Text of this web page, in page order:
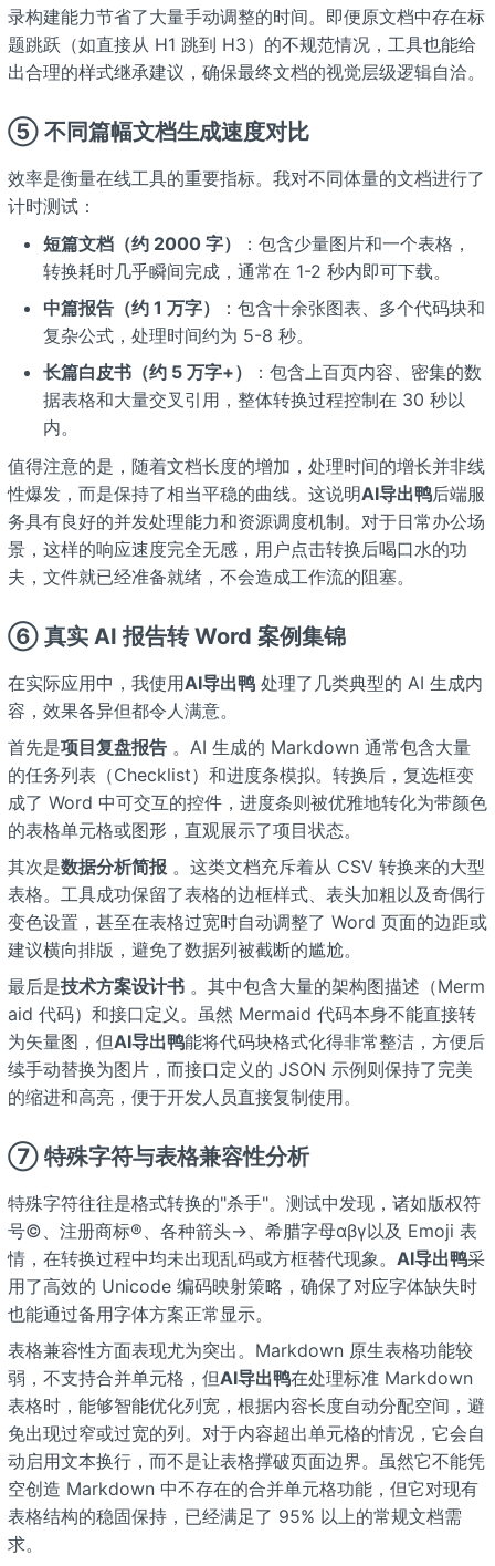
录构建能力节省了大量手动调整的时间。即便原文档中存在标
题跳跃（如直接从 H1 跳到 H3）的不规范情况，工具也能给
出合理的样式继承建议，确保最终文档的视觉层级逻辑自洽。
⑤ 不同篇幅文档生成速度对比
效率是衡量在线工具的重要指标。我对不同体量的文档进行了
计时测试：
短篇文档（约 2000 字）
：包含少量图片和一个表格，
转换耗时几乎瞬间完成，通常在 1-2 秒内即可下载。
中篇报告（约 1 万字）
：包含十余张图表、多个代码块和
复杂公式，处理时间约为 5-8 秒。
长篇白皮书（约 5 万字+）
：包含上百页内容、密集的数
据表格和大量交叉引用，整体转换过程控制在 30 秒以
内。
值得注意的是，随着文档长度的增加，处理时间的增长并非线
性爆发，而是保持了相当平稳的曲线。这说明AI导出鸭后端服
务具有良好的并发处理能力和资源调度机制。对于日常办公场
景，这样的响应速度完全无感，用户点击转换后喝口水的功
夫，文件就已经准备就绪，不会造成工作流的阻塞。
⑥ 真实 AI 报告转 Word 案例集锦
在实际应用中，我使用AI导出鸭处理了几类典型的 AI 生成内
容，效果各异但都令人满意。
首先是项目复盘报告。AI 生成的 Markdown 通常包含大量
的任务列表（Checklist）和进度条模拟。转换后，复选框变
成了 Word 中可交互的控件，进度条则被优雅地转化为带颜色
的表格单元格或图形，直观展示了项目状态。
其次是数据分析简报。这类文档充斥着从 CSV 转换来的大型
表格。工具成功保留了表格的边框样式、表头加粗以及奇偶行
变色设置，甚至在表格过宽时自动调整了 Word 页面的边距或
建议横向排版，避免了数据列被截断的尴尬。
最后是技术方案设计书。其中包含大量的架构图描述（Merm
aid 代码）和接口定义。虽然 Mermaid 代码本身不能直接转
为矢量图，但AI导出鸭能将代码块格式化得非常整洁，方便后
续手动替换为图片，而接口定义的 JSON 示例则保持了完美
的缩进和高亮，便于开发人员直接复制使用。
⑦ 特殊字符与表格兼容性分析
特殊字符往往是格式转换的"杀手"。测试中发现，诸如版权符
号©、注册商标®、各种箭头→、希腊字母αβγ以及 Emoji 表
情，在转换过程中均未出现乱码或方框替代现象。 AI导出鸭采
用了高效的 Unicode 编码映射策略，确保了对应字体缺失时
也能通过备用字体方案正常显示。
表格兼容性方面表现尤为突出。Markdown 原生表格功能较
弱，不支持合并单元格，但AI导出鸭在处理标准 Markdown
表格时，能够智能优化列宽，根据内容长度自动分配空间，避
免出现过窄或过宽的列。对于内容超出单元格的情况，它会自
动启用文本换行，而不是让表格撑破页面边界。虽然它不能凭
空创造 Markdown 中不存在的合并单元格功能，但它对现有
表格结构的稳固保持，已经满足了 95% 以上的常规文档需
求。